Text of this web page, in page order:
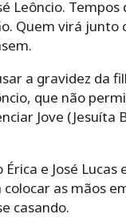
Leôncio.
Quem virá junto
a gravidez da
que não
Jove (Jesuíta
e José
as mãos
casando.